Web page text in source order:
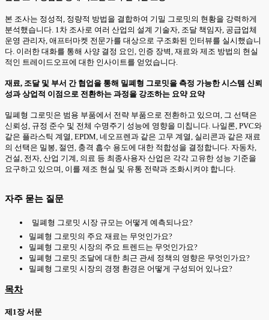
본 조사는 정성적, 정량적 방법을 결합하여 기밀 그로밋의 현황을 강력하게
분석했습니다. 1차 조사로 여러 산업의 설계 기술자, 조달 책임자, 공급업체
운영 관리자, 애프터마켓 전문가를 대상으로 구조화된 인터뷰를 실시했습니
다. 이러한 대화를 통해 사양 결정 요인, 인증 장벽, 재료와 제조 방법의 현실
적인 트레이드오프에 대한 인사이트를 얻었습니다.
재료, 조달 및 부서 간 협업을 통해 밀폐형 그로밋을 측정 가능한 시스템 신뢰
성과 상업적 이점으로 전환하는 과정을 강조하는 요약 요약
밀폐형 그로밋은 범용 부품에서 전략 부품으로 전환하고 있으며, 그 선택은
신뢰성, 규정 준수 및 전체 수명주기 성능에 영향을 미칩니다. 나일론, PVC와
같은 플라스틱 계열, EPDM, 네오프렌과 같은 고무 계열, 실리콘과 같은 재료
의 선택은 밀봉, 절연, 충격 흡수 용도에 대한 적합성을 결정합니다. 자동차,
건설, 전자, 산업 기계, 의료 등 최종사용자 산업은 각각 고유한 성능 기준을
요구하고 있으며, 이를 제조 현실 및 유통 전략과 조화시켜야 합니다.
자주 묻는 질문
밀폐형 그로밋 시장 규모는 어떻게 예측되나요?
밀폐형 그로밋의 주요 재료는 무엇인가요?
밀폐형 그로밋 시장의 주요 트렌드는 무엇인가요?
밀폐형 그로밋 조달에 대한 최근 관세 정책의 영향은 무엇인가요?
밀폐형 그로밋 시장의 경쟁 환경은 어떻게 구성되어 있나요?
목차
제1장 서문